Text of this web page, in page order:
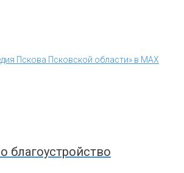
Пскова Псковской области» в MAX
благоустройство